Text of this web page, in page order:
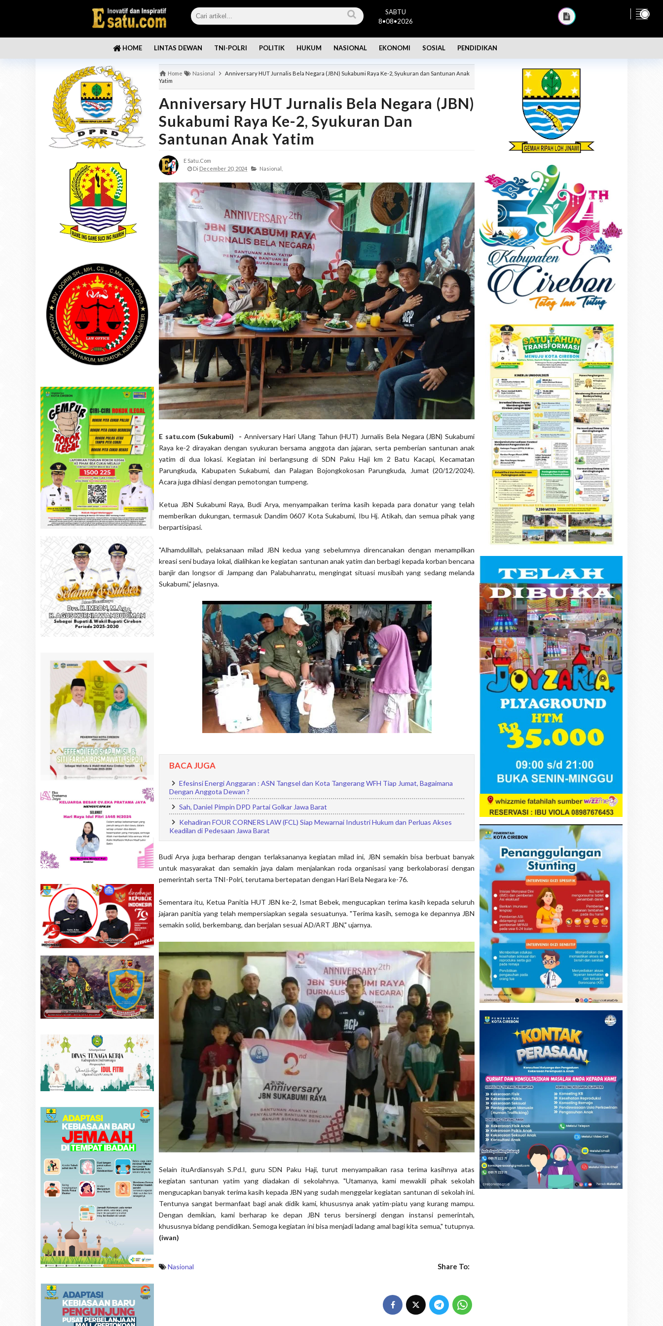
SABTU
8•08•2026
HOME LINTAS DEWAN TNI-POLRI POLITIK HUKUM NASIONAL EKONOMI SOSIAL PENDIDIKAN
Home Nasional
Anniversary HUT Jurnalis Bela Negara (JBN) Sukabumi Raya Ke-2, Syukuran dan Santunan Anak
Yatim
Anniversary HUT Jurnalis Bela Negara (JBN)
Sukabumi Raya Ke-2, Syukuran Dan
Santunan Anak Yatim
E Satu.com
Di December 20, 2024 Nasional,
E satu.com (Sukabumi) - Anniversary Hari Ulang Tahun (HUT) Jurnalis Bela Negara (JBN) Sukabumi
Raya ke-2 dirayakan dengan syukuran bersama anggota dan jajaran, serta pemberian santunan anak
yatim di dua lokasi. Kegiatan ini berlangsung di SDN Paku Haji km 2 Batu Kacapi, Kecamatan
Parungkuda, Kabupaten Sukabumi, dan Palagan Bojongkokosan Parungkuda, Jumat (20/12/2024).
Acara juga dihiasi dengan pemotongan tumpeng.
Ketua JBN Sukabumi Raya, Budi Arya, menyampaikan terima kasih kepada para donatur yang telah
memberikan dukungan, termasuk Dandim 0607 Kota Sukabumi, Ibu Hj. Atikah, dan semua pihak yang
berpartisipasi.
"Alhamdulillah, pelaksanaan milad JBN kedua yang sebelumnya direncanakan dengan menampilkan
kreasi seni budaya lokal, dialihkan ke kegiatan santunan anak yatim dan berbagi kepada korban bencana
banjir dan longsor di Jampang dan Palabuhanratu, mengingat situasi musibah yang sedang melanda
Sukabumi," jelasnya.
BACA JUGA
Efesinsi Energi Anggaran : ASN Tangsel dan Kota Tangerang WFH Tiap Jumat, Bagaimana
Dengan Anggota Dewan ?
Sah, Daniel Pimpin DPD Partai Golkar Jawa Barat
Kehadiran FOUR CORNERS LAW (FCL) Siap Mewarnai Industri Hukum dan Perluas Akses
Keadilan di Pedesaan Jawa Barat
Budi Arya juga berharap dengan terlaksananya kegiatan milad ini, JBN semakin bisa berbuat banyak
untuk masyarakat dan semakin jaya dalam menjalankan roda organisasi yang berkolaborasi dengan
pemerintah serta TNI-Polri, terutama bertepatan dengan Hari Bela Negara ke-76.
Sementara itu, Ketua Panitia HUT JBN ke-2, Ismat Bebek, mengucapkan terima kasih kepada seluruh
jajaran panitia yang telah mempersiapkan segala sesuatunya. "Terima kasih, semoga ke depannya JBN
semakin solid, berkembang, dan berjalan sesuai AD/ART JBN," ujarnya.
Selain ituArdiansyah S.Pd.I, guru SDN Paku Haji, turut menyampaikan rasa terima kasihnya atas
kegiatan santunan yatim yang diadakan di sekolahnya. "Utamanya, kami mewakili pihak sekolah
mengucapkan banyak terima kasih kepada JBN yang sudah menggelar kegiatan santunan di sekolah ini.
Tentunya sangat bermanfaat bagi anak didik kami, khususnya anak yatim-piatu yang kurang mampu.
Dengan demikian, kami berharap ke depan JBN terus bersinergi dengan instansi pemerintah,
khususnya bidang pendidikan. Semoga kegiatan ini bisa menjadi ladang amal bagi kita semua," tutupnya.
(iwan)
Nasional Share To: